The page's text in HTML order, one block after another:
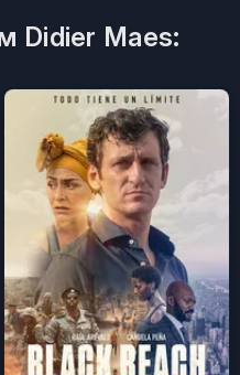
Didier Maes: